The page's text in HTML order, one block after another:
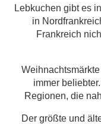
Lebkuchen gibt es
in
Frankreich
immer
Regionen, die
Der größte und